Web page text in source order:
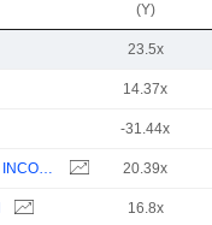
(Y)
23.5x
14.37x
-31.44x
CARLISLE COMPANIES INCORPORATED 20.39x
16.8x